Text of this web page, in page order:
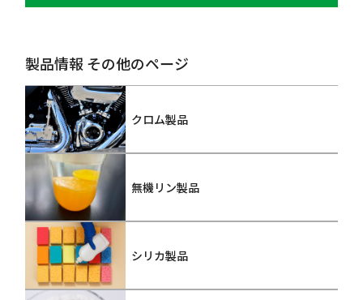
製品情報 その他のページ
クロム製品
無機リン製品
シリカ製品